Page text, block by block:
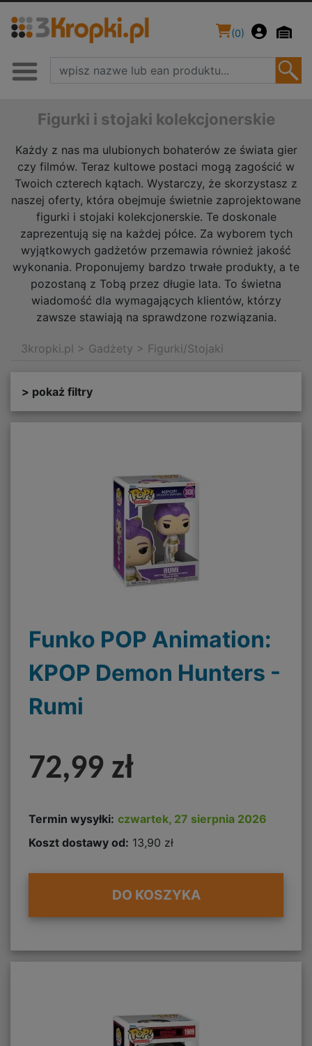
(0)
Figurki i stojaki kolekcjonerskie
Każdy z nas ma ulubionych bohaterów ze świata gier
czy filmów. Teraz kultowe postaci mogą zagościć w
Twoich czterech kątach. Wystarczy, że skorzystasz z
naszej oferty, która obejmuje świetnie zaprojektowane
figurki i stojaki kolekcjonerskie. Te doskonale
zaprezentują się na każdej półce. Za wyborem tych
wyjątkowych gadżetów przemawia również jakość
wykonania. Proponujemy bardzo trwałe produkty, a te
pozostaną z Tobą przez długie lata. To świetna
wiadomość dla wymagających klientów, którzy
zawsze stawiają na sprawdzone rozwiązania.
3kropki.pl > Gadżety > Figurki/Stojaki
> pokaż filtry
Funko POP Animation:
KPOP Demon Hunters -
Rumi
72,99 zł
Termin wysyłki: czwartek, 27 sierpnia 2026
Koszt dostawy od: 13,90 zł
DO KOSZYKA